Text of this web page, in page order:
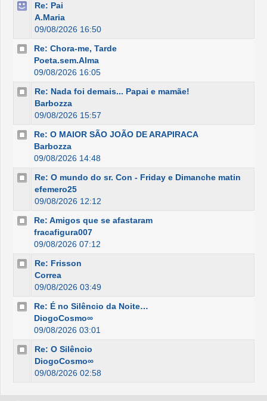
Re: Pai
A.Maria
09/08/2026 16:50
Re: Chora-me, Tarde
Poeta.sem.Alma
09/08/2026 16:05
Re: Nada foi demais... Papai e mamãe!
Barbozza
09/08/2026 15:57
Re: O MAIOR SÃO JOÃO DE ARAPIRACA
Barbozza
09/08/2026 14:48
Re: O mundo do sr. Con - Friday e Dimanche matin
efemero25
09/08/2026 12:12
Re: Amigos que se afastaram
fracafigura007
09/08/2026 07:12
Re: Frisson
Correa
09/08/2026 03:49
Re: É no Silêncio da Noite…
DiogoCosmo∞
09/08/2026 03:01
Re: O Silêncio
DiogoCosmo∞
09/08/2026 02:58